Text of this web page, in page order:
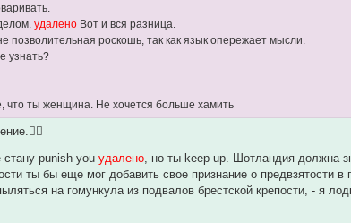
удалено Вот и вся разница.
роскошь, так как язык опережает мысли.
узнать?
ты женщина. Не хочется больше хамить
стану punish youудалено , но ты keep up. Шотландия должна
ты бы еще мог добавить свое признание о предвзятости
на гомункула из подвалов брестской крепости, - я